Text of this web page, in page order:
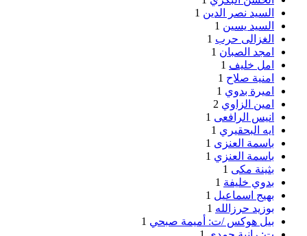
السيد نصر الدين 1
السيد يسين 1
الغزالى حرب 1
امجد الصبان 1
امل خليف 1
امنية صلاح 1
اميرة بدوي 1
امين الزاوي 2
انيس الرافعى 1
ايه البحقيري 1
باسمة العنزى 1
باسمة العنزي 1
بثينة مكى 1
بدوي خليفة 1
بهيج اسماعيل 1
بوزيد حرزالله 1
بيل هوكس /ت: أميمة صبحي 1